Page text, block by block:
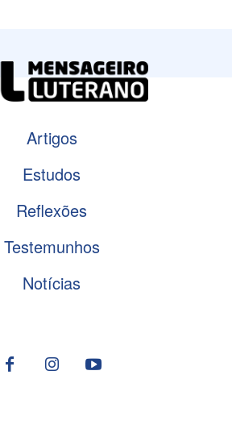
Artigos
Estudos
Reflexões
Testemunhos
Notícias